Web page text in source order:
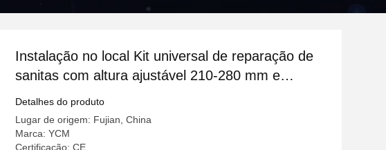
Instalação no local Kit universal de reparação de
sanitas com altura ajustável 210-280 mm e
válvula de descarga dupla ABS + POM
Detalhes do produto
Lugar de origem: Fujian, China
Marca: YCM
Certificação: CE